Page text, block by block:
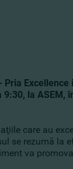
Pria Excellence
la ASEM,
care au
se rezumă la
va